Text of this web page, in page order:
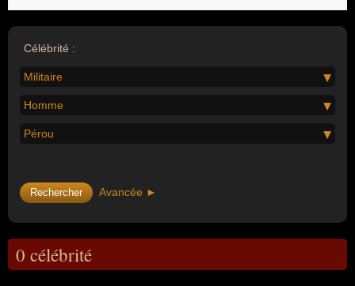
Célébrité :
Militaire
Homme
Pérou
Avancée ►
0 célébrité